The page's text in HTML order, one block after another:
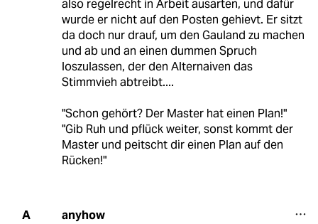
also regelrecht in Arbeit ausarten, und dafür
wurde er nicht auf den Posten gehievt. Er sitzt
da doch nur drauf, um den Gauland zu machen
und ab und an einen dummen Spruch
loszulassen, der den Alternaiven das
Stimmvieh abtreibt....
"Schon gehört? Der Master hat einen Plan!"
"Gib Ruh und pflück weiter, sonst kommt der
Master und peitscht dir einen Plan auf den
Rücken!"
A anyhow